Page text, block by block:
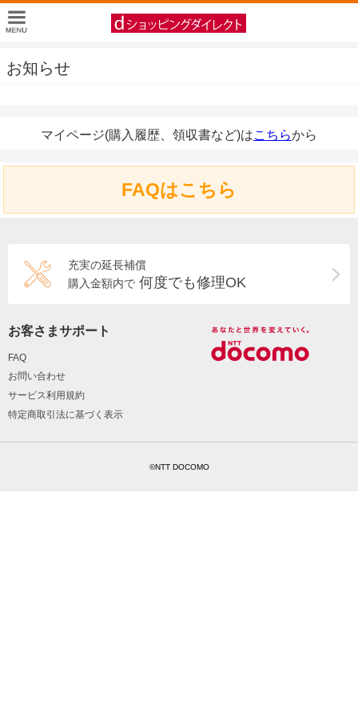
お知らせ
マイページ(購入履歴、領収書など)はこちらから
FAQはこちら
充実の延長補償
購入金額内で 何度でも修理OK
お客さまサポート
FAQ
お問い合わせ
サービス利用規約
特定商取引法に基づく表示
©NTT DOCOMO